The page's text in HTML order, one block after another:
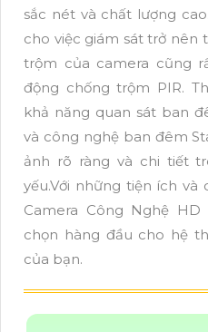
sắc nét và chất lượng
cho việc giám sát trở nên
trộm của camera cũng
động chống trộm PIR.
khả năng quan sát ban
và công nghệ ban đêm
ảnh rõ ràng và chi tiết
yếu.Với những tiện ích và
Camera Công Nghệ HD
chọn hàng đầu cho hệ
của bạn.